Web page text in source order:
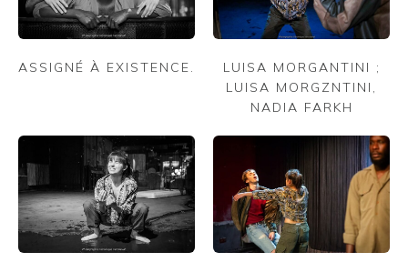
ASSIGNÉ À EXISTENCE.
LUISA MORGANTINI ;
LUISA MORGZNTINI,
NADIA FARKH